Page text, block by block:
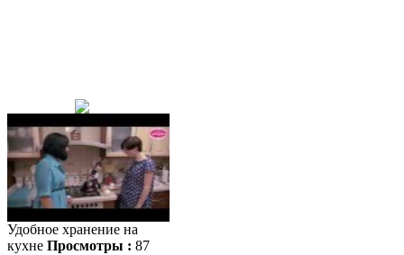
Удобное хранение на
кухне Просмотры : 87